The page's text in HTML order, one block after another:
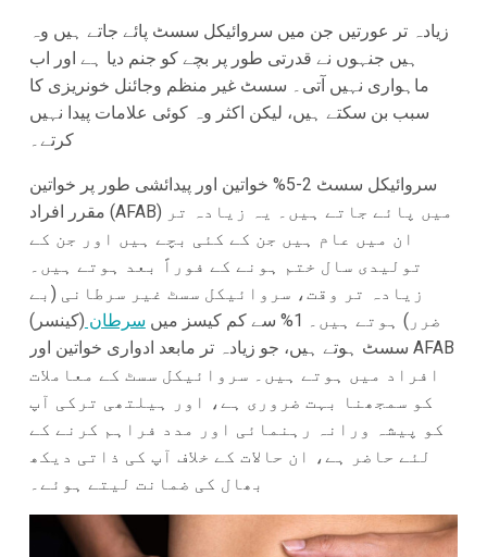
زیادہ تر عورتیں جن میں سروائیکل سسٹ پائے جاتے ہیں وہ
ہیں جنہوں نے قدرتی طور پر بچے کو جنم دیا ہے اور اب
ماہواری نہیں آتی۔ سسٹ غیر منظم وجائنل خونریزی کا
سبب بن سکتے ہیں، لیکن اکثر وہ کوئی علامات پیدا نہیں
کرتے۔
سروائیکل سسٹ 2-5% خواتین اور پیدائشی طور پر خواتین
مقرر افراد (AFAB) میں پائے جاتے ہیں۔ یہ زیادہ تر
ان میں عام ہیں جن کے کئی بچے ہیں اور جن کے
تولیدی سال ختم ہونے کے فوراً بعد ہوتے ہیں۔
زیادہ تر وقت، سروائیکل سسٹ غیر سرطانی (بے
ضرر) ہوتے ہیں۔ 1% سے کم کیسز میں
سرطان (کینسر)
سسٹ ہوتے ہیں، جو زیادہ تر مابعد ادواری خواتین اور AFAB
افراد میں ہوتے ہیں۔ سروائیکل سسٹ کے معاملات
کو سمجھنا بہت ضروری ہے، اور ہیلتھی ترکی آپ
کو پیشہ ورانہ رہنمائی اور مدد فراہم کرنے کے
لئے حاضر ہے، ان حالات کے خلاف آپ کی ذاتی دیکھ
بھال کی ضمانت لیتے ہوئے۔